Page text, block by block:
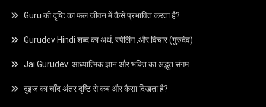
Guru की दृष्टि का फल जीवन में कैसे प्रभावित करता है?
Gurudev Hindi शब्द का अर्थ, स्पेलिंग ,और विचार (गुरुदेव)
Jai Gurudev: आध्यात्मिक ज्ञान और भक्ति का अद्भुत संगम
दुइज का चाँद अंतर दृष्टि से कब और कैसा दिखता है?